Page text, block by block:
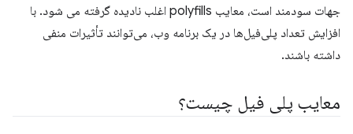
جهات سودمند است، معایب polyfills اغلب نادیده گرفته می شود. با
افزایش تعداد پلی‌فیل‌ها در یک برنامه وب، می‌توانند تأثیرات منفی
داشته باشند.
معایب پلی فیل چیست؟